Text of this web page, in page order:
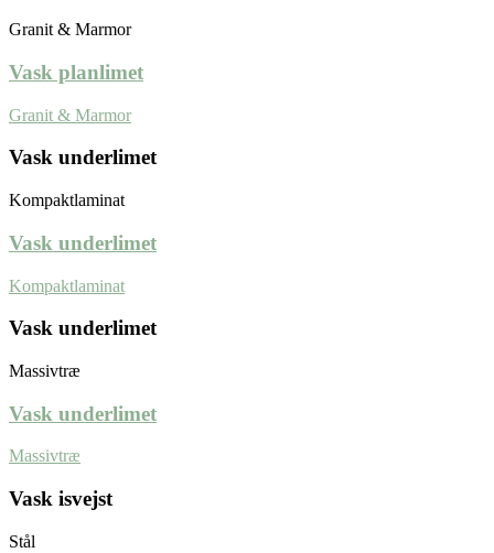
Granit & Marmor
Vask planlimet
Granit & Marmor
Vask underlimet
Kompaktlaminat
Vask underlimet
Kompaktlaminat
Vask underlimet
Massivtræ
Vask underlimet
Massivtræ
Vask isvejst
Stål